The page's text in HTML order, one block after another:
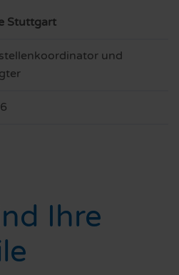
Stuttgart
und
Ihre